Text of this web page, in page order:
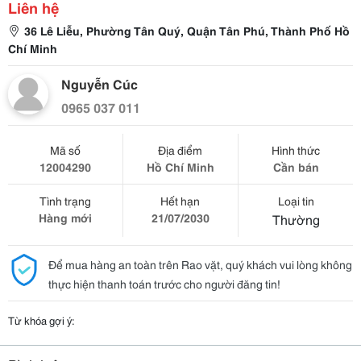
Liên hệ
36 Lê Liễu, Phường Tân Quý, Quận Tân Phú, Thành Phố Hồ
Chí Minh
Nguyễn Cúc
0965 037 011
Mã số
12004290
Địa điểm
Hồ Chí Minh
Hình thức
Cần bán
Tình trạng
Hàng mới
Hết hạn
21/07/2030
Loại tin
Thường
Để mua hàng an toàn trên Rao vặt, quý khách vui lòng không
thực hiện thanh toán trước cho người đăng tin!
Từ khóa gợi ý: